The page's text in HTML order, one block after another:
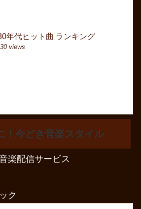
年代ヒット曲 ランキング
30 views
6月曲名一覧（J-POP
6月曲名一覧（J-POP
！今どき音楽スタイル
楽配信サービス
ク